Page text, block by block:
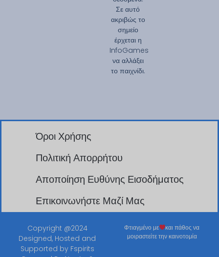
Σε αυτό
ακριβώς το
σημείο
έρχεται η
InfoGames
να αλλάξει
το παιχνίδι.
Όροι Χρήσης
Πολιτική Απορρήτου
Αποποίηση Ευθύνης Εισοδήματος
Επικοινωνήστε Μαζί Μας
Copyright @2024
Designed, Hosted and
Supported by Fspirits
Φτιαγμένο με
και πάθος να
μοιραστείτε την καινοτομία